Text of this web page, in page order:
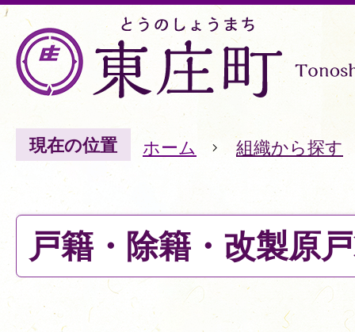
現在の位置 ホーム 組織から探す
戸籍・除籍・改製原